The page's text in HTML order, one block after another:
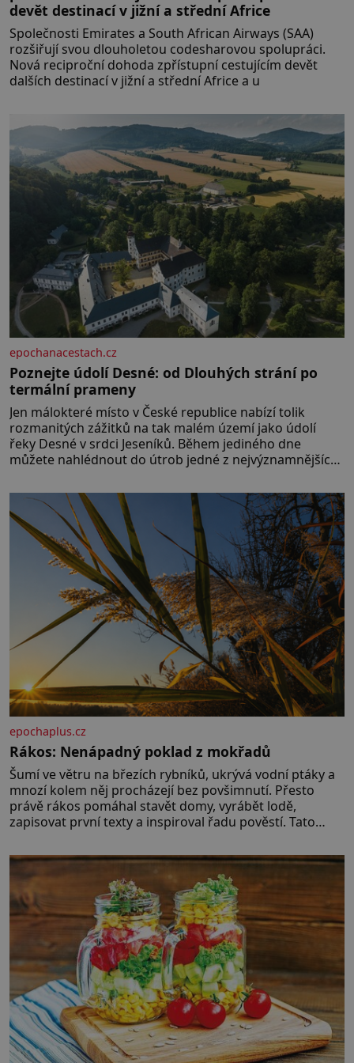
devět destinací v jižní a střední Africe
Společnosti Emirates a South African Airways (SAA)
rozšiřují svou dlouholetou codesharovou spolupráci.
Nová reciproční dohoda zpřístupní cestujícím devět
dalších destinací v jižní a střední Africe a u
epochanacestach.cz
Poznejte údolí Desné: od Dlouhých strání po
termální prameny
Jen málokteré místo v České republice nabízí tolik
rozmanitých zážitků na tak malém území jako údolí
řeky Desné v srdci Jeseníků. Během jediného dne
můžete nahlédnout do útrob jedné z nejvýznamnějších
hřebeny, projet se na koloběžce a den zakončit
poznáváním památek ve Velkých Losinách nebo v
termálním
epochaplus.cz
Rákos: Nenápadný poklad z mokřadů
Šumí ve větru na březích rybníků, ukrývá vodní ptáky a
mnozí kolem něj procházejí bez povšimnutí. Přesto
právě rákos pomáhal stavět domy, vyrábět lodě,
zapisovat první texty a inspiroval řadu pověstí. Tato
let. Většina lidí vnímá rákos jen jako obyčejnou kulisu
letního koupání. Stačí se však podívat